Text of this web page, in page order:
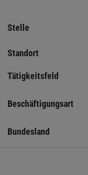
Stelle
Standort
Tätigkeitsfeld
Beschäftigungsart
Bundesland